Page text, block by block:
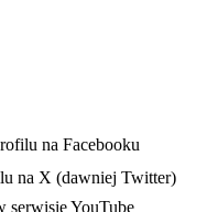
na Facebooku
na X (dawniej Twitter)
serwisie YouTube